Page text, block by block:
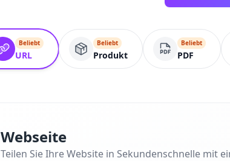
Beliebt
URL
Beliebt
Produkt
Beliebt
PDF
Webseite
Teilen Sie Ihre Website in Sekundenschnelle mit